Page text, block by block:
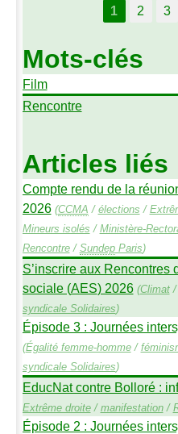
1 2 3
Mots-clés
Film
Rencontre
Articles liés
Compte rendu de la
2026 (CCMA / élections /
Mineurs isolés / Ministère-
Rencontre/ SundepParis)
S’inscrire aux Rencontres
sociale (AES) 2026 (Climat/
syndicale Solidaires)
Épisode 3 : Journées
(Égalité femme-homme/
syndicale Solidaires)
EducNat contre Bolloré :
Extrême droite/ manifestation/
Épisode 2 : Journées